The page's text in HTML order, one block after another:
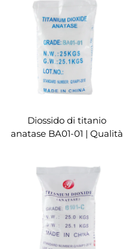
Diossido di titanio
anatase BA01-01 | Qualità